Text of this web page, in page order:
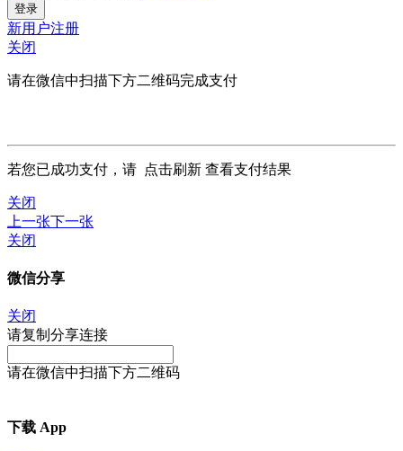
新用户注册
关闭
请在微信中扫描下方二维码完成支付
若您已成功支付，请 点击刷新 查看支付结果
关闭
上一张下一张
关闭
微信分享
关闭
请复制分享连接
请在微信中扫描下方二维码
下载 App